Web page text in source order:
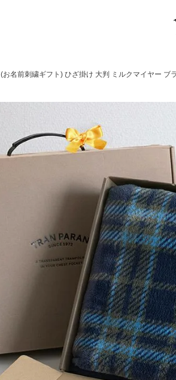
(お名前刺繍ギフト) ひざ掛け 大判 ミルクマイヤー